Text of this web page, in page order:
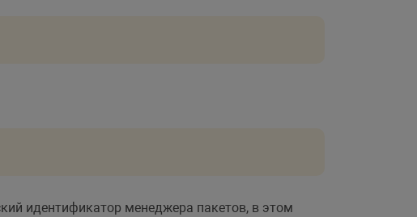
идентификатор менеджера пакетов, в этом